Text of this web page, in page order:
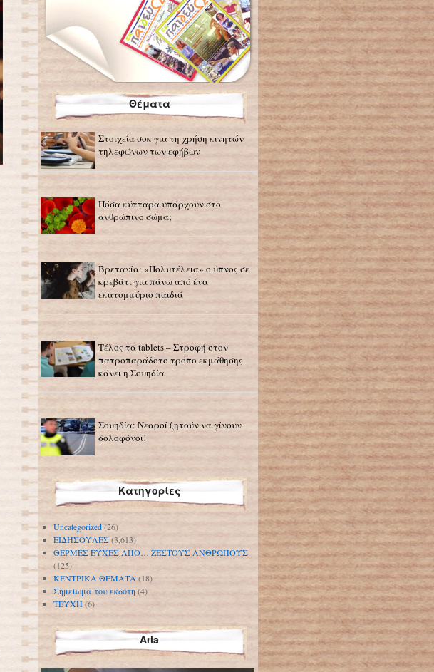
Θέματα
Στοιχεία σοκ για τη χρήση κινητών
τηλεφώνων των εφήβων
Πόσα κύτταρα υπάρχουν στο
ανθρώπινο σώμα;
Βρετανία: «Πολυτέλεια» ο ύπνος σε
κρεβάτι για πάνω από ένα
εκατομμύριο παιδιά
Τέλος τα tablets – Στροφή στον
πατροπαράδοτο τρόπο εκμάθησης
κάνει η Σουηδία
Σουηδία: Νεαροί ζητούν να γίνουν
δολοφόνοι!
Κατηγορίες
Uncategorized (26)
ΕΙΔΗΣΟΥΛΕΣ(3,613)
ΘΕΡΜΕΣ ΕΥΧΕΣ ΑΠΟ… ΖΕΣΤΟΥΣ ΑΝΘΡΩΠΟΥΣ
(125)
ΚΕΝΤΡΙΚΑ ΘΕΜΑΤΑ (18)
Σημείωμα του εκδότη(4)
ΤΕΥΧΗ(6)
Arla